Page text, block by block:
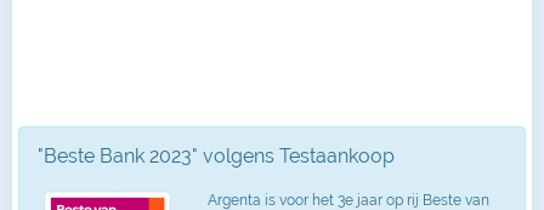
"Beste Bank 2023" volgens Testaankoop
Argenta is voor het 3e jaar op rij Beste van